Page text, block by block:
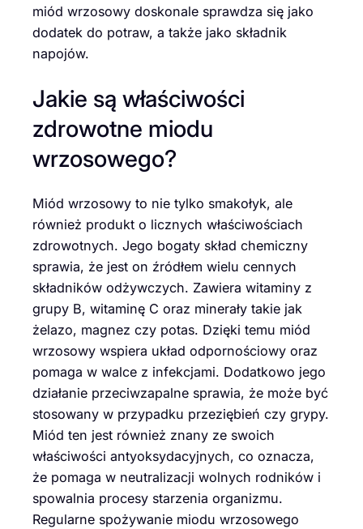
miód wrzosowy doskonale sprawdza się jako
dodatek do potraw, a także jako składnik
napojów.
Jakie są właściwości
zdrowotne miodu
wrzosowego?
Miód wrzosowy to nie tylko smakołyk, ale
również produkt o licznych właściwościach
zdrowotnych. Jego bogaty skład chemiczny
sprawia, że jest on źródłem wielu cennych
składników odżywczych. Zawiera witaminy z
grupy B, witaminę C oraz minerały takie jak
żelazo, magnez czy potas. Dzięki temu miód
wrzosowy wspiera układ odpornościowy oraz
pomaga w walce z infekcjami. Dodatkowo jego
działanie przeciwzapalne sprawia, że może być
stosowany w przypadku przeziębień czy grypy.
Miód ten jest również znany ze swoich
właściwości antyoksydacyjnych, co oznacza,
że pomaga w neutralizacji wolnych rodników i
spowalnia procesy starzenia organizmu.
Regularne spożywanie miodu wrzosowego